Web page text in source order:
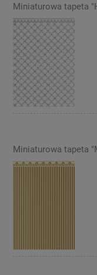
Miniaturowa tapeta
Miniaturowa tapeta